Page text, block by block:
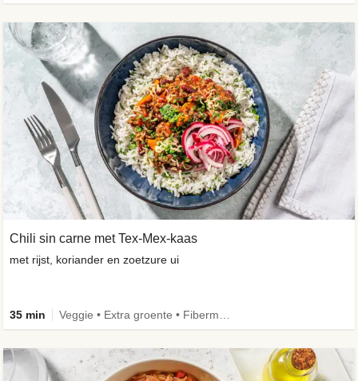
Chili sin carne met Tex-Mex-kaas
met rijst, koriander en zoetzure ui
35 min